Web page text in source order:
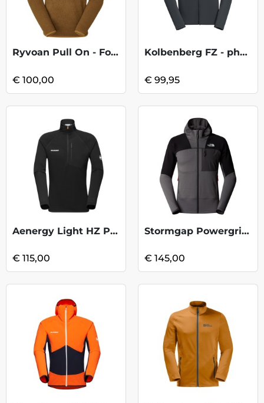
Ryvoan Pull On - Footprint
€ 100,00
Kolbenberg FZ - phantom
€ 99,95
Aenergy Light HZ Pull - Blk
€ 115,00
Stormgap Powergrid Hdy -Smoked PearlTNFB
€ 145,00